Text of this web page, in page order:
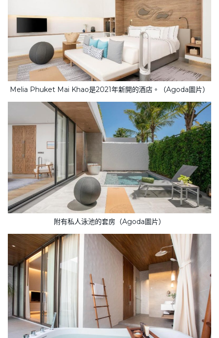
Melia Phuket Mai Khao是2021年新開的酒店。（Agoda圖片）
附有私人泳池的套房（Agoda圖片）